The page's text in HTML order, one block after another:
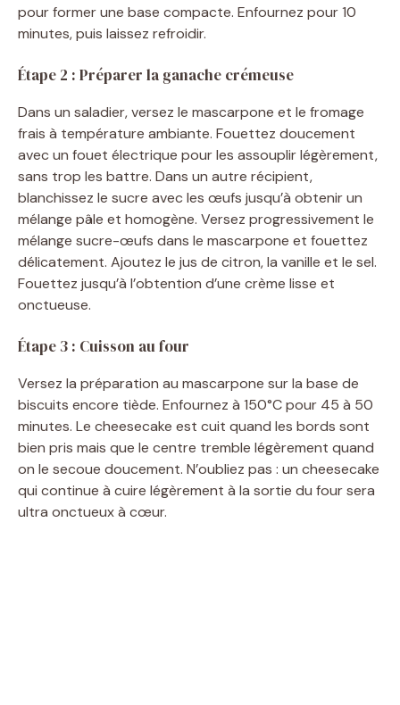
pour former une base compacte. Enfournez pour 10
minutes, puis laissez refroidir.
Étape 2 : Préparer la ganache crémeuse
Dans un saladier, versez le mascarpone et le fromage
frais à température ambiante. Fouettez doucement
avec un fouet électrique pour les assouplir légèrement,
sans trop les battre. Dans un autre récipient,
blanchissez le sucre avec les œufs jusqu’à obtenir un
mélange pâle et homogène. Versez progressivement le
mélange sucre-œufs dans le mascarpone et fouettez
délicatement. Ajoutez le jus de citron, la vanille et le sel.
Fouettez jusqu’à l’obtention d’une crème lisse et
onctueuse.
Étape 3 : Cuisson au four
Versez la préparation au mascarpone sur la base de
biscuits encore tiède. Enfournez à 150°C pour 45 à 50
minutes. Le cheesecake est cuit quand les bords sont
bien pris mais que le centre tremble légèrement quand
on le secoue doucement. N’oubliez pas : un cheesecake
qui continue à cuire légèrement à la sortie du four sera
ultra onctueux à cœur.